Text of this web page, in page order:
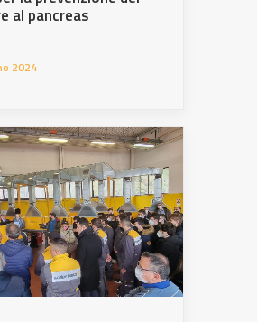
al pancreas
2024